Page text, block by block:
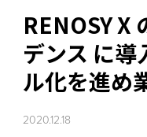
RENOSY X
デンス に導
ル化を進め
2020.12.18